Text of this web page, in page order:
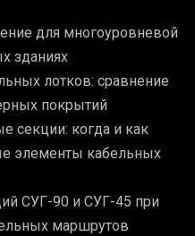
для многоуровневой
зданиях
лотков: сравнение
покрытий
секции: когда и как
элементы кабельных
СУГ-90 и СУГ-45 при
маршрутов